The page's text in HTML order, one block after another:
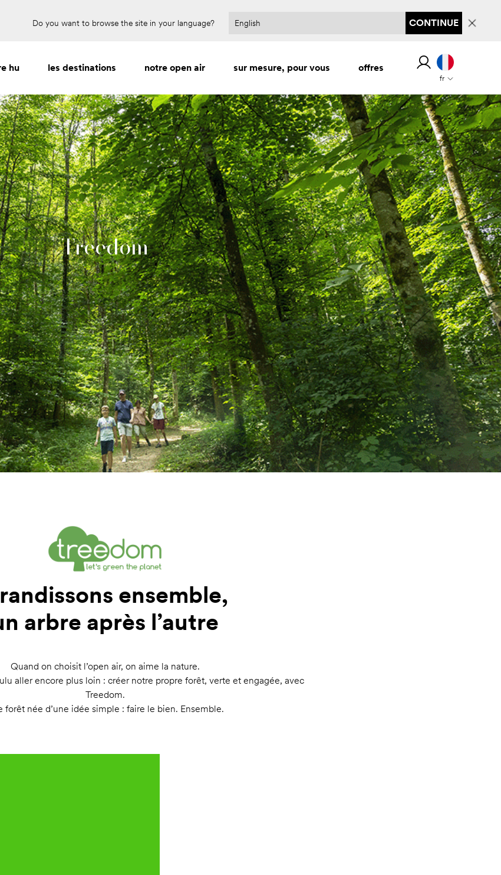
Do you want to browse the site in your language? CONTINUE
hu les destinations notre open air sur mesure, pour vous offres
fr
Treedom
ensemble,
arbre après l’autre
Quand on choisit l’open air, on aime la nature.
aller encore plus loin : créer notre propre forêt, verte et engagée, avec
Treedom.
forêt née d’une idée simple : faire le bien. Ensemble.